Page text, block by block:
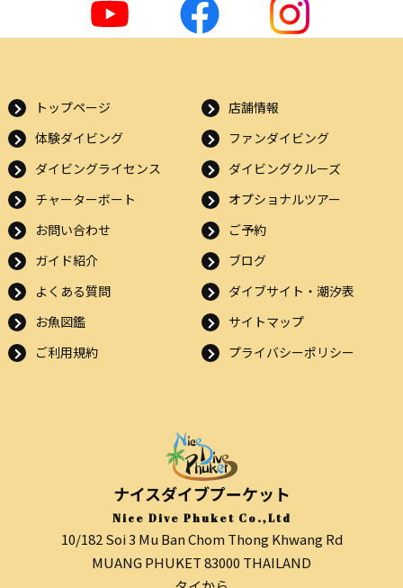
トップページ
店舗情報
体験ダイビング
ファンダイビング
ダイビングライセンス
ダイビングクルーズ
チャーターボート
オプショナルツアー
お問い合わせ
ご予約
ガイド紹介
ブログ
よくある質問
ダイブサイト・潮汐表
お魚図鑑
サイトマップ
ご利用規約
プライバシーポリシー
ナイスダイブプーケット
Nice Dive Phuket Co.,Ltd
10/182 Soi 3 Mu Ban Chom Thong Khwang Rd
MUANG PHUKET 83000 THAILAND